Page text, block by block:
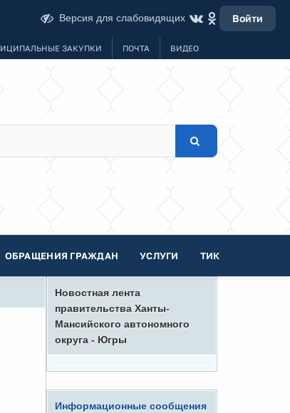
Версия для слабовидящих Войти
ЗАКУПКИ ПОЧТА ВИДЕО
ОБРАЩЕНИЯ ГРАЖДАН УСЛУГИ ТИК
Новостная лента
правительства Ханты-
Мансийского автономного
округа - Югры
Информационные сообщения